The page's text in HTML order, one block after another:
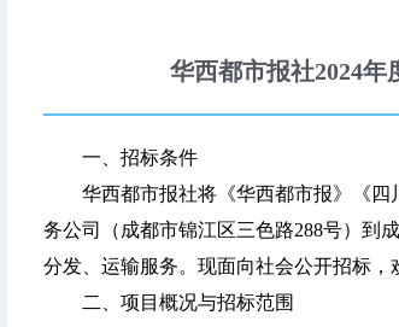
华西都市报社2024
一、招标条件
华西都市报社将《华西都市报》《四
务公司（成都市锦江区三色路288号）到
分发、运输服务。现面向社会公开招标，
二、项目概况与招标范围